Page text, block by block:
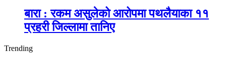
बारा : रकम असुलेको आरोपमा पथलैयाका ११
प्रहरी जिल्लामा तानिए
Trending